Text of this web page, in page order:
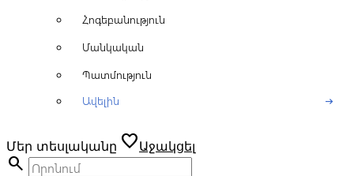
Հոգեբանություն
Մանկական
Պատմություն
Ավելին
arrow_right_alt
Մեր տեսլականը favoriteԱջակցել
search